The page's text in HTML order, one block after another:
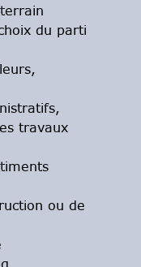
du parti
travaux
ou de